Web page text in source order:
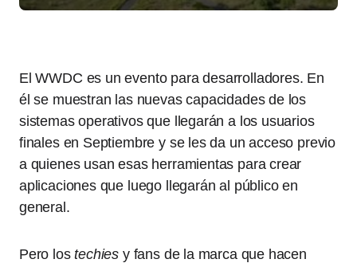
El WWDC es un evento para desarrolladores. En
él se muestran las nuevas capacidades de los
sistemas operativos que llegarán a los usuarios
finales en Septiembre y se les da un acceso previo
a quienes usan esas herramientas para crear
aplicaciones que luego llegarán al público en
general.
Pero lostechies y fans de la marca que hacen